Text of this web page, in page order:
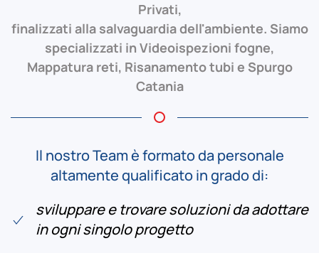
Privati,
finalizzati alla salvaguardia dell'ambiente. Siamo
specializzati in Videoispezioni fogne,
Mappatura reti, Risanamento tubi e Spurgo
Catania
Il nostro Team è formato da personale
altamente qualificato in grado di:
sviluppare e trovare soluzioni da adottare
in ogni singolo progetto